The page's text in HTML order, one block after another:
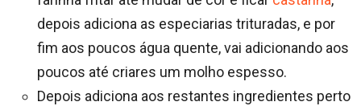
depois adiciona as especiarias trituradas, e por
fim aos poucos água quente, vai adicionando aos
poucos até criares um molho espesso.
Depois adiciona aos restantes ingredientes perto